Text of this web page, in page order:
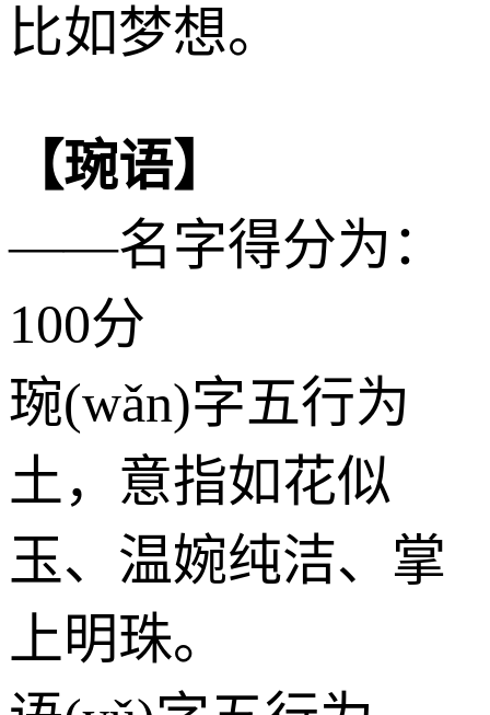
比如梦想。
【琬语】
——名字得分为：
100分
琬(wǎn)字五行为
土，意指如花似
玉、温婉纯洁、掌
上明珠。